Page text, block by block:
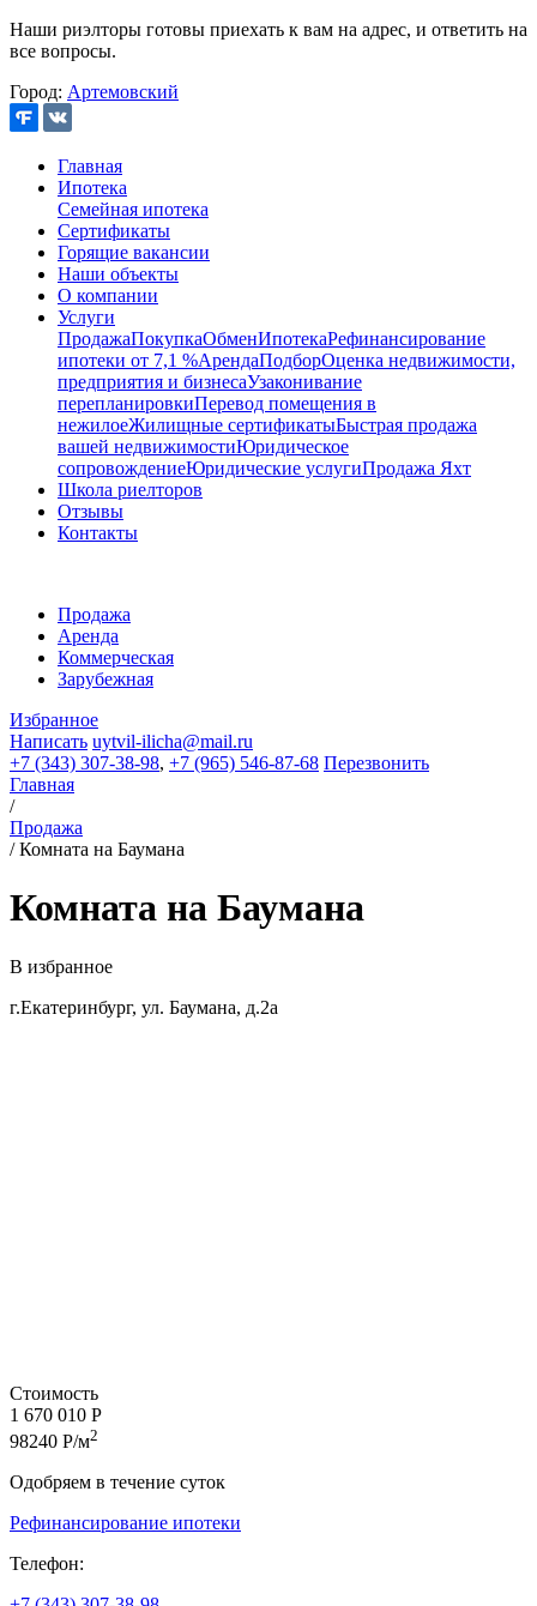
Наши риэлторы готовы приехать к вам на адрес, и ответить на
все вопросы.
Город: Артемовский
Главная
Ипотека
Семейная ипотека
Сертификаты
Горящие вакансии
Наши объекты
О компании
Услуги
ПродажаПокупкаОбменИпотекаРефинансирование
ипотеки от 7,1 %АрендаПодборОценка недвижимости,
предприятия и бизнесаУзаконивание
перепланировкиПеревод помещения в
нежилоеЖилищные сертификатыБыстрая продажа
вашей недвижимостиЮридическое
сопровождениеЮридические услугиПродажа Яхт
Школа риелторов
Отзывы
Контакты
Продажа
Аренда
Коммерческая
Зарубежная
Избранное
Написать uytvil-ilicha@mail.ru
+7 (343) 307-38-98, +7 (965) 546-87-68 Перезвонить
Главная
/
Продажа
/Комната на Баумана
Комната на Баумана
В избранное
г.Екатеринбург, ул. Баумана, д.2а
Стоимость
1 670 010 Р
98240 Р/м2
Одобряем в течение суток
Рефинансирование ипотеки
Телефон: